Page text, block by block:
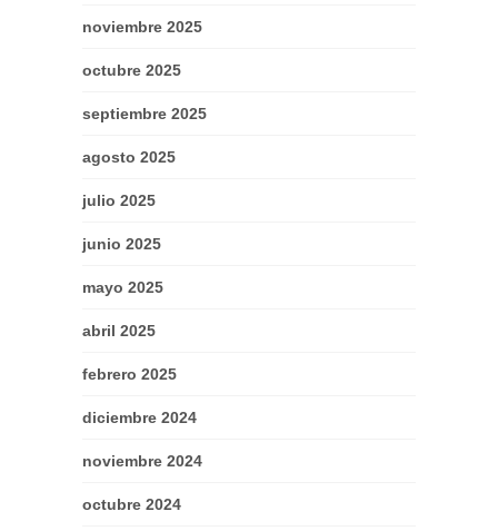
noviembre 2025
octubre 2025
septiembre 2025
agosto 2025
julio 2025
junio 2025
mayo 2025
abril 2025
febrero 2025
diciembre 2024
noviembre 2024
octubre 2024